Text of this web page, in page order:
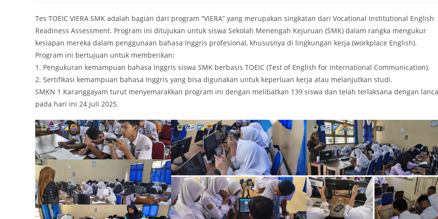
Tes TOEIC VIERA SMK adalah bagian dari program “VIERA” yang merupakan singkatan dari Vocational Institutional English
Readiness Assessment. Program ini ditujukan untuk siswa Sekolah Menengah Kejuruan (SMK) dalam rangka mengukur
kesiapan mereka dalam penggunaan bahasa Inggris profesional, khususnya di lingkungan kerja (workplace English).
Program ini bertujuan untuk memberikan:
1. Pengukuran kemampuan bahasa Inggris siswa SMK berbasis TOEIC (Test of English for International Communication).
2. Sertifikasi kemampuan bahasa Inggris yang bisa digunakan untuk keperluan kerja atau melanjutkan studi.
SMKN 1 Karanggayam turut menyemarakkan program ini dengan melibatkan 139 siswa dan telah terlaksana dengan
pada hari ini 24 Juli 2025.